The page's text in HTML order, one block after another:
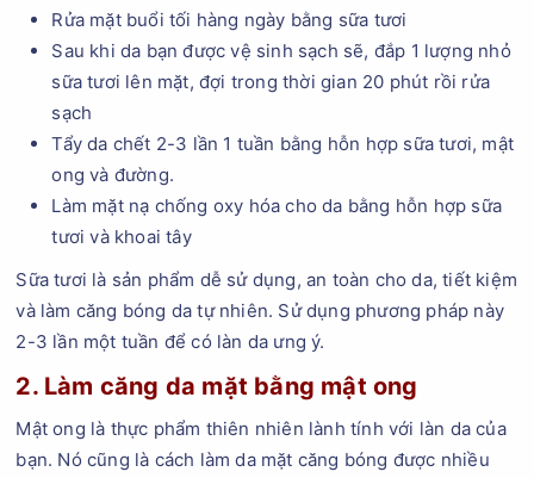
Rửa mặt buổi tối hàng ngày bằng sữa tươi
Sau khi da bạn được vệ sinh sạch sẽ, đắp 1 lượng nhỏ
sữa tươi lên mặt, đợi trong thời gian 20 phút rồi rửa
sạch
Tẩy da chết 2-3 lần 1 tuần bằng hỗn hợp sữa tươi, mật
ong và đường.
Làm mặt nạ chống oxy hóa cho da bằng hỗn hợp sữa
tươi và khoai tây
Sữa tươi là sản phẩm dễ sử dụng, an toàn cho da, tiết kiệm
và làm căng bóng da tự nhiên. Sử dụng phương pháp này
2-3 lần một tuần để có làn da ưng ý.
2. Làm căng da mặt bằng mật ong
Mật ong là thực phẩm thiên nhiên lành tính với làn da của
bạn. Nó cũng là cách làm da mặt căng bóng được nhiều